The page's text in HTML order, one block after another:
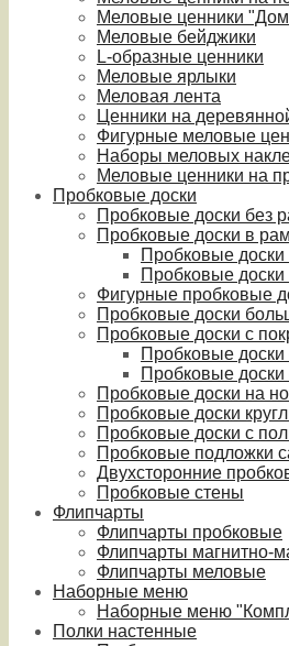
Меловые ценники
Меловые бейджики
L-образные ценники
Меловые ярлыки
Меловая лента
Ценники на
Фигурные меловые
Наборы меловых
Меловые ценники на
Пробковые доски
Пробковые доски без
Пробковые доски в
Пробковые
Пробковые
Фигурные пробковые
Пробковые доски
Пробковые доски с
Пробковые доски
Пробковые доски
Пробковые доски на
Пробковые доски
Пробковые доски с
Пробковые подложки
Двухсторонние
Пробковые стены
Флипчарты
Флипчарты пробковые
Флипчарты магнитно-
Флипчарты меловые
Наборные меню
Наборные меню
Полки настенные